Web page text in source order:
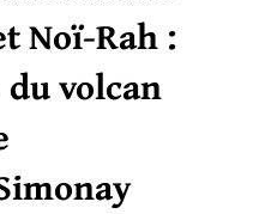
Noï-Rah :
volcan